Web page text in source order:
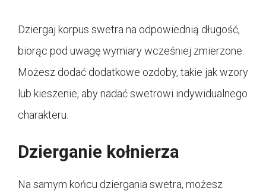
Dziergaj korpus swetra na odpowiednią długość,
biorąc pod uwagę wymiary wcześniej zmierzone.
Możesz dodać dodatkowe ozdoby, takie jak wzory
lub kieszenie, aby nadać swetrowi indywidualnego
charakteru.
Dzierganie kołnierza
Na samym końcu dziergania swetra, możesz